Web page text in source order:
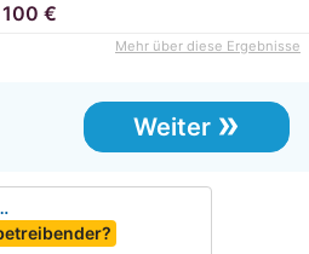
100 €
Mehr über diese Ergebnisse
Weiter »